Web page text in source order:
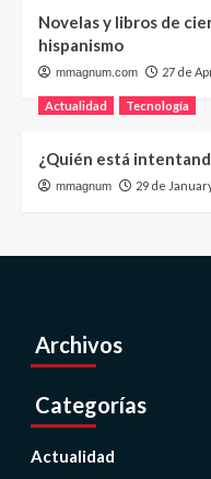
Novelas y libros de
hispanismo
mmagnum.com 27 de
Actualidad Tecnología
¿Quién está
mmagnum 29 de
Archivos
Categorías
Actualidad